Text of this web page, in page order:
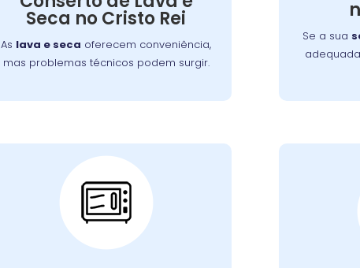
Seca no Cristo Rei
As lava e seca oferecem conveniência,
mas problemas técnicos podem surgir.
que você tenha roupas limpas e secas
sem complicações.
Se a sua
Conserto de
Microondas: